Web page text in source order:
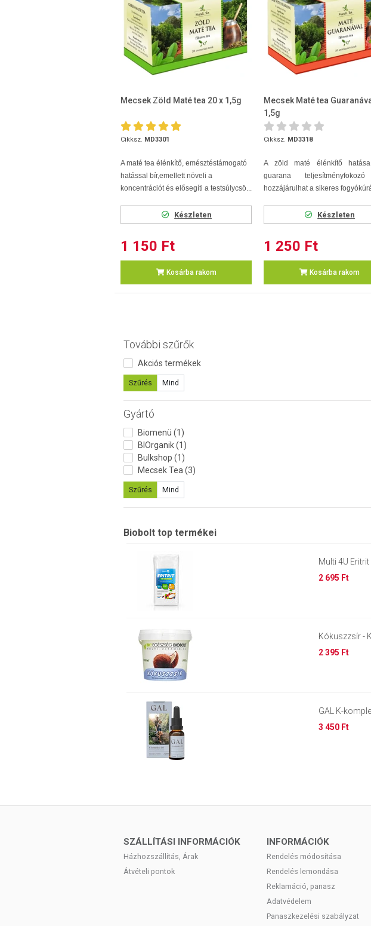
További szűrők
Akciós termékek
Szűrés Mind
Gyártó
Biomenü (1)
BIOrganik (1)
Bulkshop (1)
Mecsek Tea (3)
Szűrés Mind
Biobolt top termékei
Multi 4U
2 695 Ft
Kókuszzsír -
2 395 Ft
GAL K-
3 450 Ft
Mecsek Zöld Maté tea 20 x 1,5g
Cikksz. MD3301
A maté tea élénkítő, emésztéstámogató
hatással bír,emellett növeli a
koncentrációt és elősegíti a testsúlycsö...
Készleten
1 150 Ft
Kosárba rakom
Mecsek Maté tea
1,5g
Cikksz. MD3318
A zöld maté élénkítő
guarana
hozzájárulhat a sikeres
Készleten
1 250 Ft
Kosárba rakom
SZÁLLÍTÁSI INFORMÁCIÓK
Házhozszállítás, Árak
Átvételi pontok
INFORMÁCIÓK
Rendelés módosítása
Rendelés lemondása
Reklamáció, panasz
Adatvédelem
Panaszkezelési szabályzat